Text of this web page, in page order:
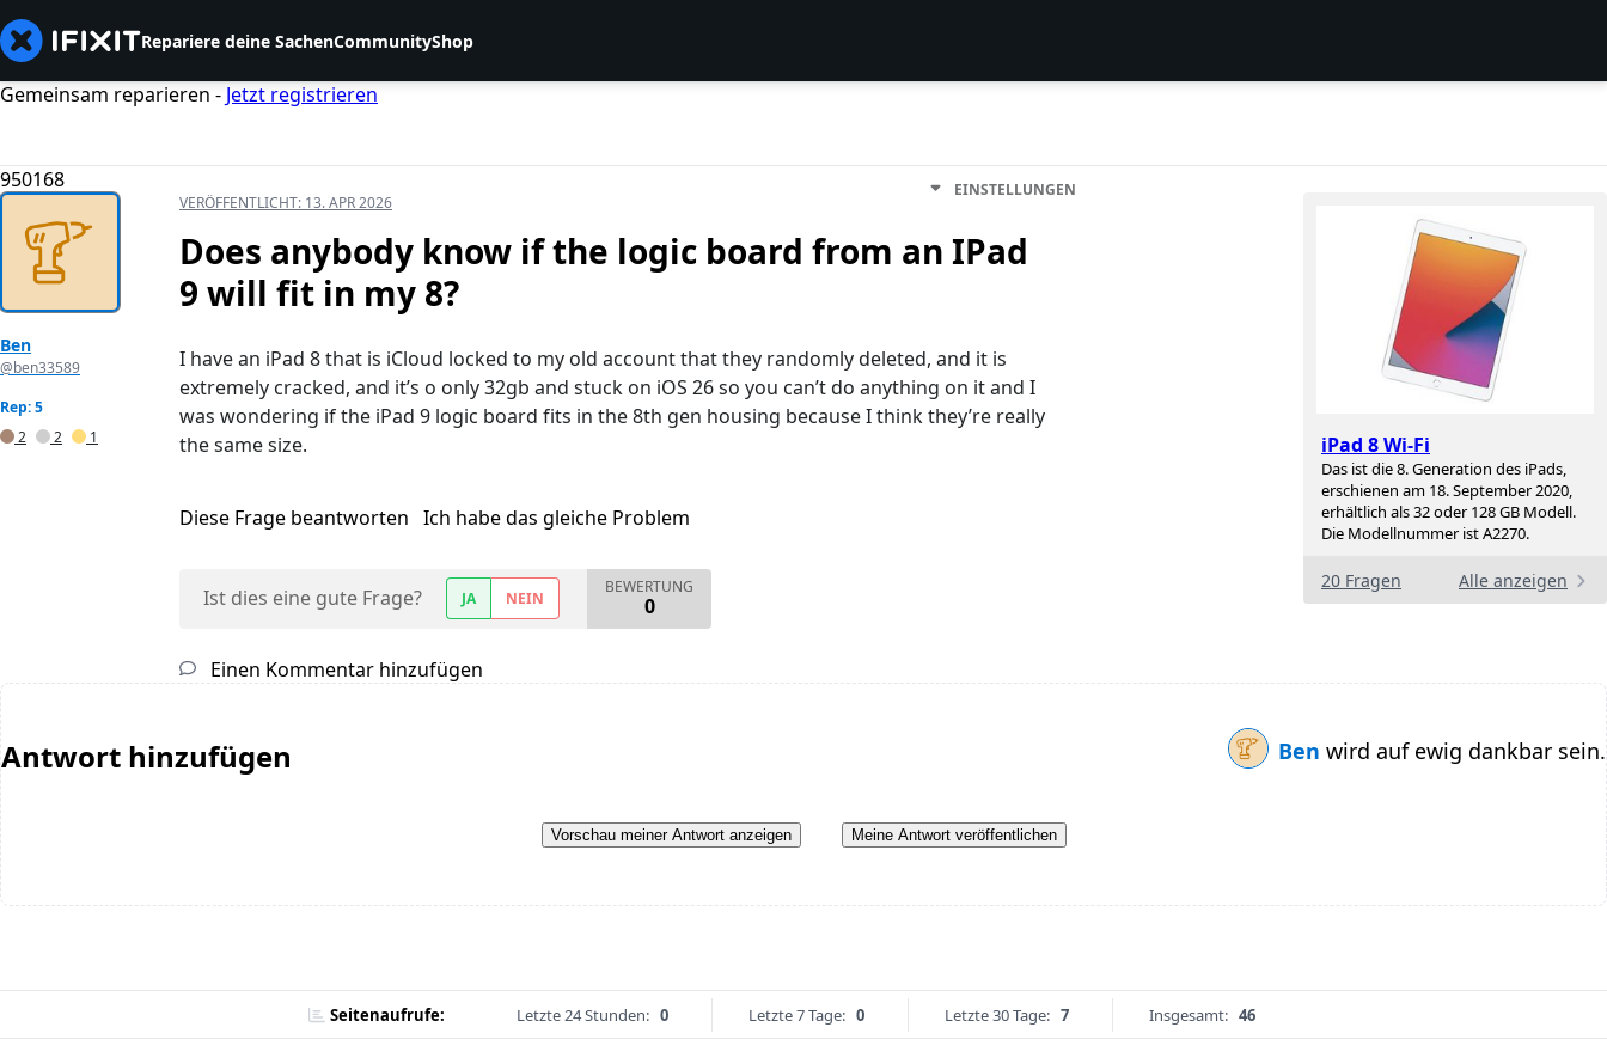
Repariere deine SachenCommunityShop
Gemeinsam reparieren - Jetzt registrieren
950168
iPad 8 Wi-Fi
Das ist die 8. Generation des iPads,
erschienen am 18. September 2020,
erhältlich als 32 oder 128 GB Modell.
Die Modellnummer ist A2270.
20 Fragen Alle anzeigen
Ben
@ben33589
Rep: 5
2
2 1
VERÖFFENTLICHT: 13. APR 2026
EINSTELLUNGEN
Does anybody know if the logic board from an IPad
9 will fit in my 8?
I have an iPad 8 that is iCloud locked to my old account that they randomly deleted, and it is
extremely cracked, and it’s o only 32gb and stuck on iOS 26 so you can’t do anything on it and I
was wondering if the iPad 9 logic board fits in the 8th gen housing because I think they’re really
the same size.
Diese Frage beantworten Ich habe das gleiche Problem
Ist dies eine gute Frage? JA NEIN
BEWERTUNG
0
Einen Kommentar hinzufügen
Antwort hinzufügen Ben wird auf ewig dankbar sein.
Vorschau meiner Antwort anzeigen Meine Antwort veröffentlichen
Seitenaufrufe: Letzte 24 Stunden: 0 Letzte 7 Tage: 0 Letzte 30 Tage: 7 Insgesamt: 46